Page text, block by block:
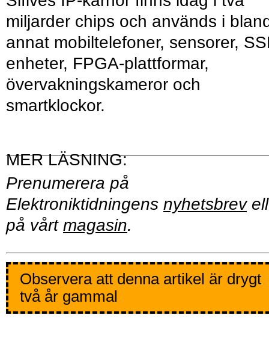
miljarder chips och används i
annat mobiltelefoner, sensorer,
enheter, FPGA-plattformar,
övervakningskameror och
smartklockor.
Prenumerera på
Elektroniktidningens nyhetsbrev
på vårt magasin.
Observera att denna artikel är drygt
två år gammal